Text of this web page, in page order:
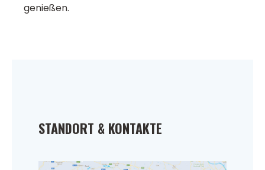
genießen.
STANDORT & KONTAKTE